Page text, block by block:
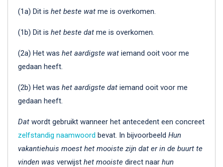
(1a) Dit is het beste wat me is overkomen.
(1b) Dit is het beste dat me is overkomen.
(2a) Het was het aardigste wat iemand ooit voor me
gedaan heeft.
(2b) Het was het aardigste dat iemand ooit voor me
gedaan heeft.
Dat wordt gebruikt wanneer het antecedent een concreet
zelfstandig naamwoord bevat. In bijvoorbeeld Hun
vakantiehuis moest het mooiste zijn dat er in de buurt te
vinden was verwijst het mooiste direct naar hun